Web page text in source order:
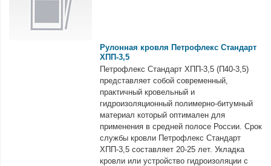
Рулонная кровля Петрофлекс Стандарт
ХПП-3,5
Петрофлекс Стандарт ХПП-3,5 (П40-3,5)
представляет собой современный,
практичный кровельный и
гидроизоляционный полимерно-битумный
материал который оптимален для
применения в средней полосе России. Срок
службы кровли Петрофлекс Стандарт
ХПП-3,5 составляет 20-25 лет. Укладка
кровли или устройство гидроизоляции с